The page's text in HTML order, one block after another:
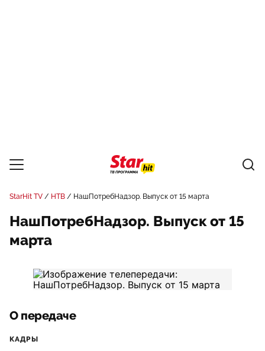
StarHit TV НТВ НашПотребНадзор. Выпуск от 15 марта
НашПотребНадзор. Выпуск от 15
марта
О передаче
КАДРЫ